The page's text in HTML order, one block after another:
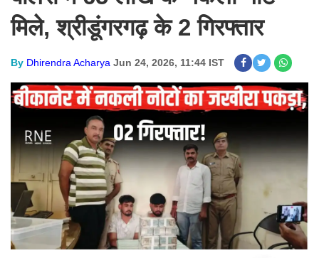
मिले, श्रीडूंगरगढ़ के 2 गिरफ्तार
By Dhirendra Acharya Jun 24, 2026, 11:44 IST